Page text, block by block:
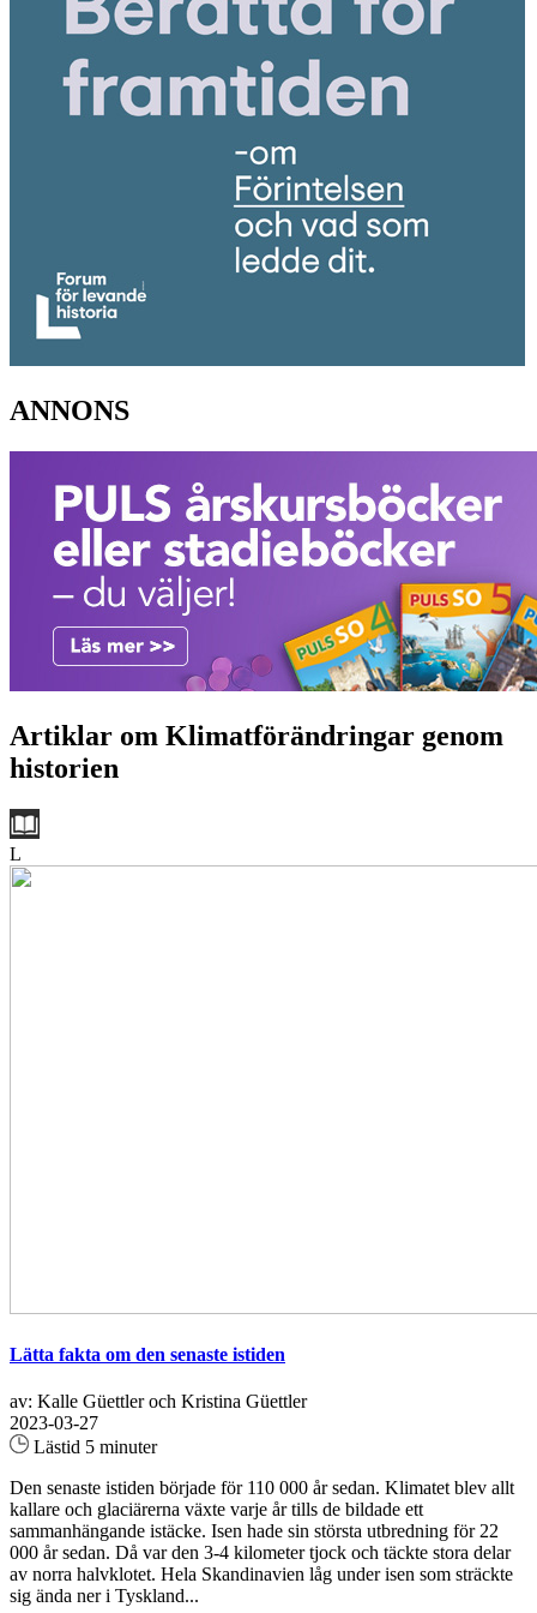
ANNONS
Artiklar om Klimatförändringar genom
historien
L
Lätta fakta om den senaste istiden
av: Kalle Güettler och Kristina Güettler
2023-03-27
Lästid 5 minuter
Den senaste istiden började för 110 000 år sedan. Klimatet blev allt
kallare och glaciärerna växte varje år tills de bildade ett
sammanhängande istäcke. Isen hade sin största utbredning för 22
000 år sedan. Då var den 3-4 kilometer tjock och täckte stora delar
av norra halvklotet. Hela Skandinavien låg under isen som sträckte
sig ända ner i Tyskland...